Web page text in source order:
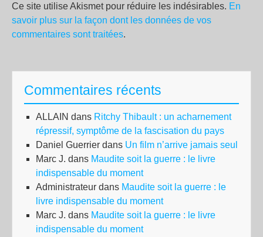
Ce site utilise Akismet pour réduire les indésirables. En
savoir plus sur la façon dont les données de vos
commentaires sont traitées.
Commentaires récents
ALLAIN dans Ritchy Thibault : un acharnement
répressif, symptôme de la fascisation du pays
Daniel Guerrier dans Un film n’arrive jamais seul
Marc J. dans Maudite soit la guerre : le livre
indispensable du moment
Administrateur dans Maudite soit la guerre : le
livre indispensable du moment
Marc J. dans Maudite soit la guerre : le livre
indispensable du moment